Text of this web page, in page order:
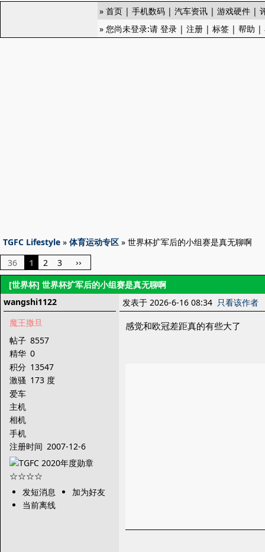
» 首页 | 手机数码 | 汽车资讯 | 游戏硬件 |
» 您尚未登录:请 登录 | 注册 | 标签 | 帮助 |
TGFC Lifestyle » 体育运动专区 » 世界杯扩军后的小组赛是真无聊啊
36
1 2 3 ››
[世界杯] 世界杯扩军后的小组赛是真无聊啊
wangshi1122
魔王撒旦
帖子 8557
精华 0
积分 13547
激骚 173 度
爱车
主机
相机
手机
注册时间 2007-12-6
发短消息
加为好友
当前离线
发表于 2026-6-16 08:34 只看该作者
感觉和欧冠差距真的有些大了